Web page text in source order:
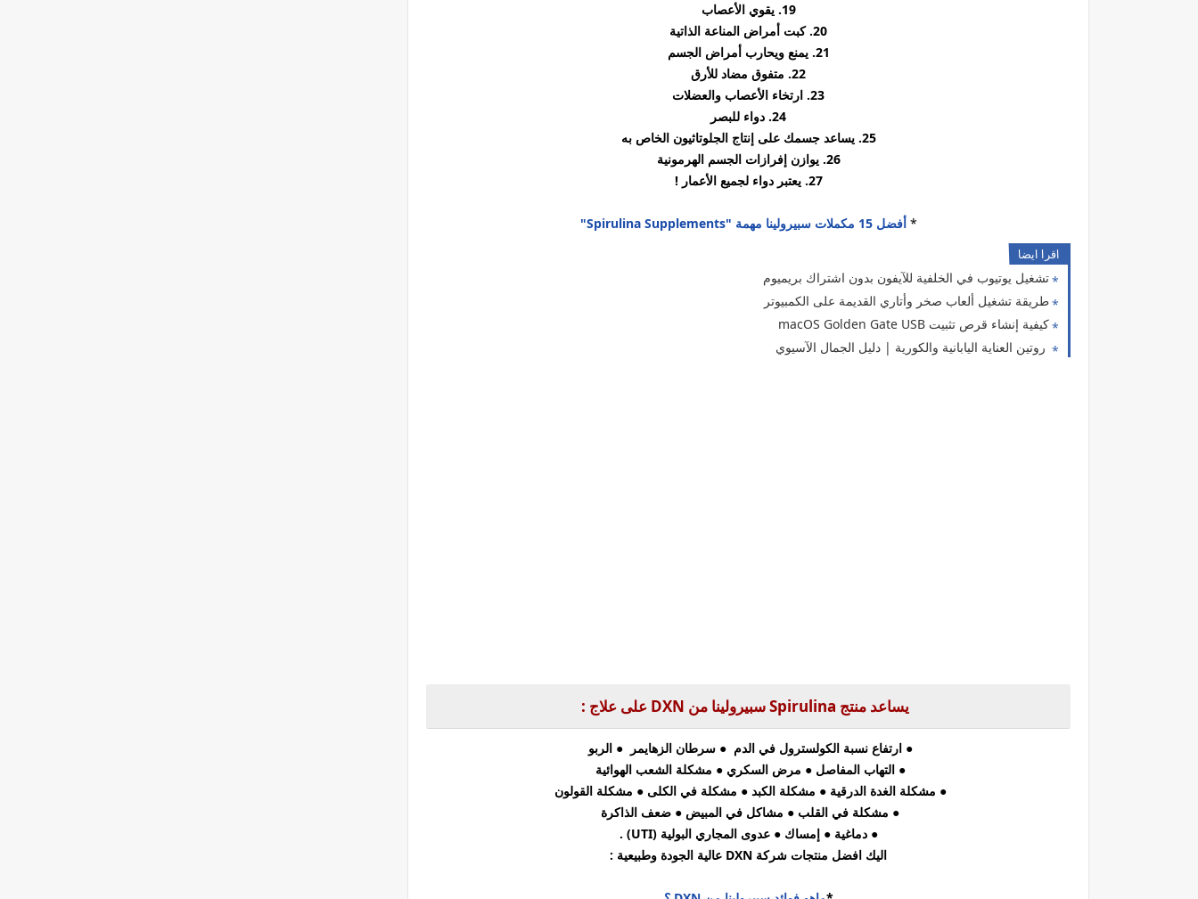
19. يقوي الأعصاب
20. كبت أمراض المناعة الذاتية
21. يمنع ويحارب أمراض الجسم
22. متفوق مضاد للأرق
23. ارتخاء الأعصاب والعضلات
24. دواء للبصر
25. يساعد جسمك على إنتاج الجلوتاثيون الخاص به
26. يوازن إفرازات الجسم الهرمونية
27. يعتبر دواء لجميع الأعمار !
*أفضل 15 مكملات سبيرولينا مهمة "Spirulina Supplements"
اقرا ايضا
تشغيل يوتيوب في الخلفية للآيفون بدون اشتراك بريميوم
طريقة تشغيل ألعاب صخر وأتاري القديمة على الكمبيوتر
كيفية إنشاء قرص تثبيت macOS Golden Gate USB
روتين العناية اليابانية والكورية | دليل الجمال الآسيوي
يساعد منتج Spirulina سبيرولينا من DXN على علاج :
● ارتفاع نسبة الكولسترول في الدم● سرطان الزهايمر● الربو
● التهاب المفاصل● مرض السكري● مشكلة الشعب الهوائية
● مشكلة الغدة الدرقية● مشكلة الكبد ● مشكلة في الكلى ● مشكلة القولون
● مشكلة في القلب ● مشاكل في المبيض ● ضعف الذاكرة
● دماغية●إمساك ● عدوى المجاري البولية (UTI) .
اليك افضل منتجات شركة DXN عالية الجودة وطبيعية :